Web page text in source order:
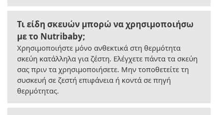
Τι είδη σκευών μπορώ να χρησιμοποιήσω
με το Nutribaby;
Χρησιμοποιήστε μόνο ανθεκτικά στη θερμότητα
σκεύη κατάλληλα για ζέστη. Ελέγχετε πάντα τα σκεύη
σας πριν τα χρησιμοποιήσετε. Μην τοποθετείτε τη
συσκευή σε ζεστή επιφάνεια ή κοντά σε πηγή
θερμότητας.